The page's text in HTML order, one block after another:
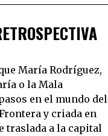
María Rodríguez,
o la Mala
en el mundo del
y criada en
traslada a la capital